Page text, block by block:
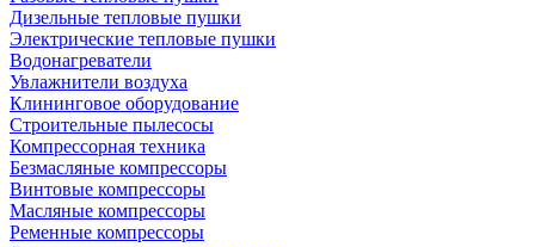
Дизельные тепловые пушки
Электрические тепловые пушки
Водонагреватели
Увлажнители воздуха
Клининговое оборудование
Строительные пылесосы
Компрессорная техника
Безмасляные компрессоры
Винтовые компрессоры
Масляные компрессоры
Ременные компрессоры